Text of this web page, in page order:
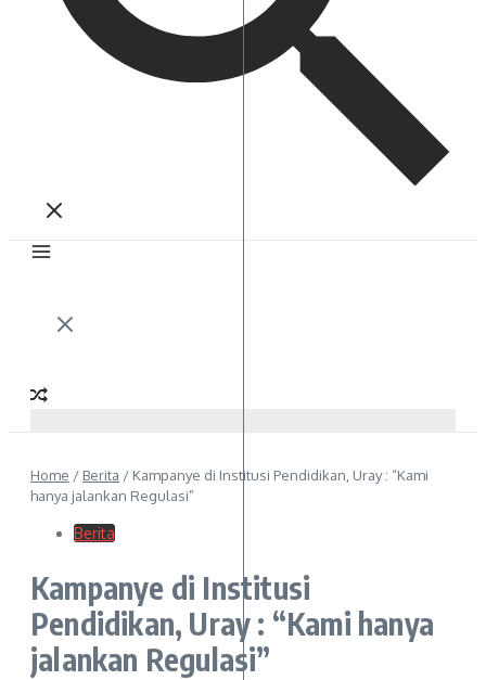
Home / Berita / Kampanye di Institusi Pendidikan, Uray : “Kami
hanya jalankan Regulasi”
Berita
Kampanye di Institusi
Pendidikan, Uray : “Kami hanya
jalankan Regulasi”